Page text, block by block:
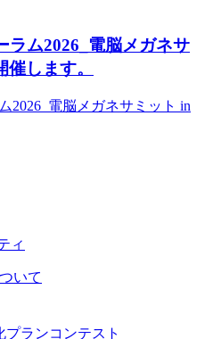
ラム2026_電脳メガネサ
催します。
2026_電脳メガネサミット in
いて
ランコンテスト